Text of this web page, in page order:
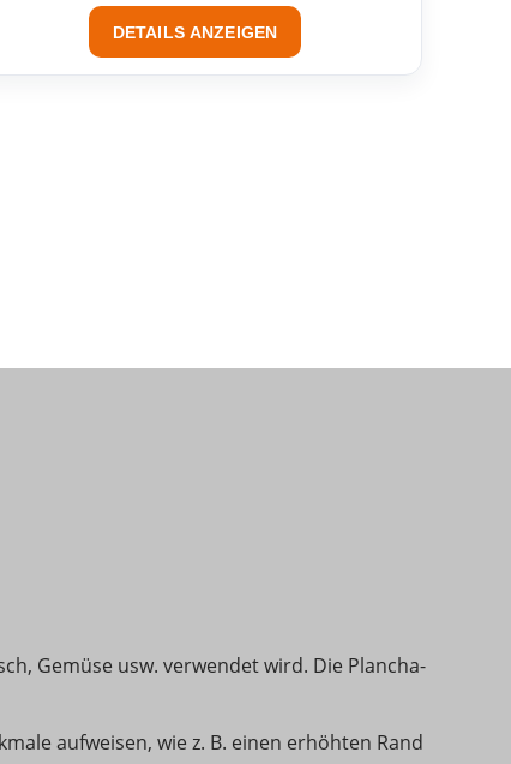
DETAILS ANZEIGEN
Gemüse usw. verwendet wird. Die Plancha-
aufweisen, wie z. B. einen erhöhten Rand